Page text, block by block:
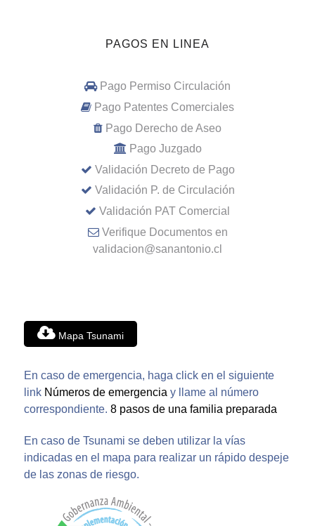
PAGOS EN LINEA
Pago Permiso Circulación
Pago Patentes Comerciales
Pago Derecho de Aseo
Pago Juzgado
Validación Decreto de Pago
Validación P. de Circulación
Validación PAT Comercial
Verifique Documentos en
validacion@sanantonio.cl
Mapa Tsunami
En caso de emergencia, haga click en el siguiente
link Números de emergencia y llame al número
correspondiente. 8 pasos de una familia preparada
En caso de Tsunami se deben utilizar la vías
indicadas en el mapa para realizar un rápido despeje
de las zonas de riesgo.